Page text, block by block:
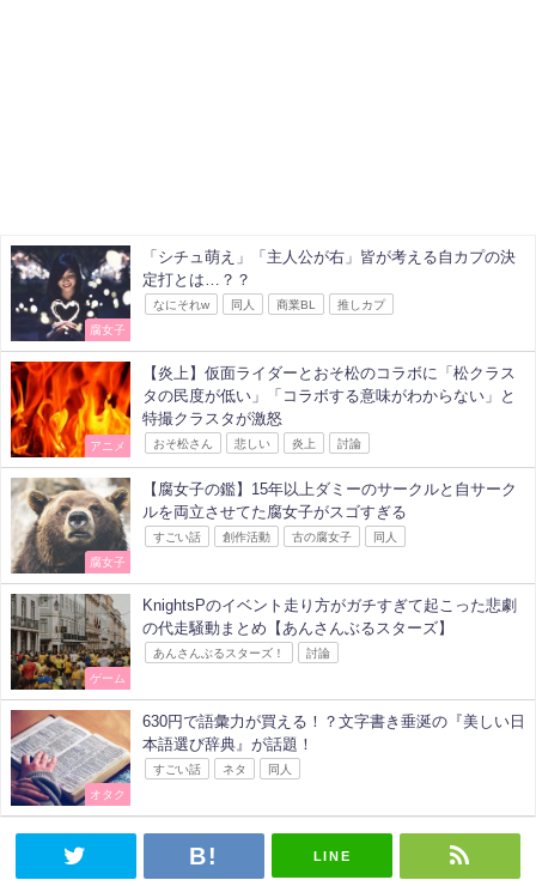
腐女子
「シチュ萌え」「主人公が右」皆が考える自カプの決
定打とは…？？
なにそれw 同人 商業BL 推しカプ
アニメ
【炎上】仮面ライダーとおそ松のコラボに「松クラス
タの民度が低い」「コラボする意味がわからない」と
特撮クラスタが激怒
おそ松さん 悲しい 炎上 討論
腐女子
【腐女子の鑑】15年以上ダミーのサークルと自サーク
ルを両立させてた腐女子がスゴすぎる
すごい話 創作活動 古の腐女子 同人
ゲーム
KnightsPのイベント走り方がガチすぎて起こった悲劇
の代走騒動まとめ【あんさんぶるスターズ】
あんさんぶるスターズ！ 討論
オタク
630円で語彙力が買える！？文字書き垂涎の『美しい日
本語選び辞典』が話題！
すごい話 ネタ 同人
LINE